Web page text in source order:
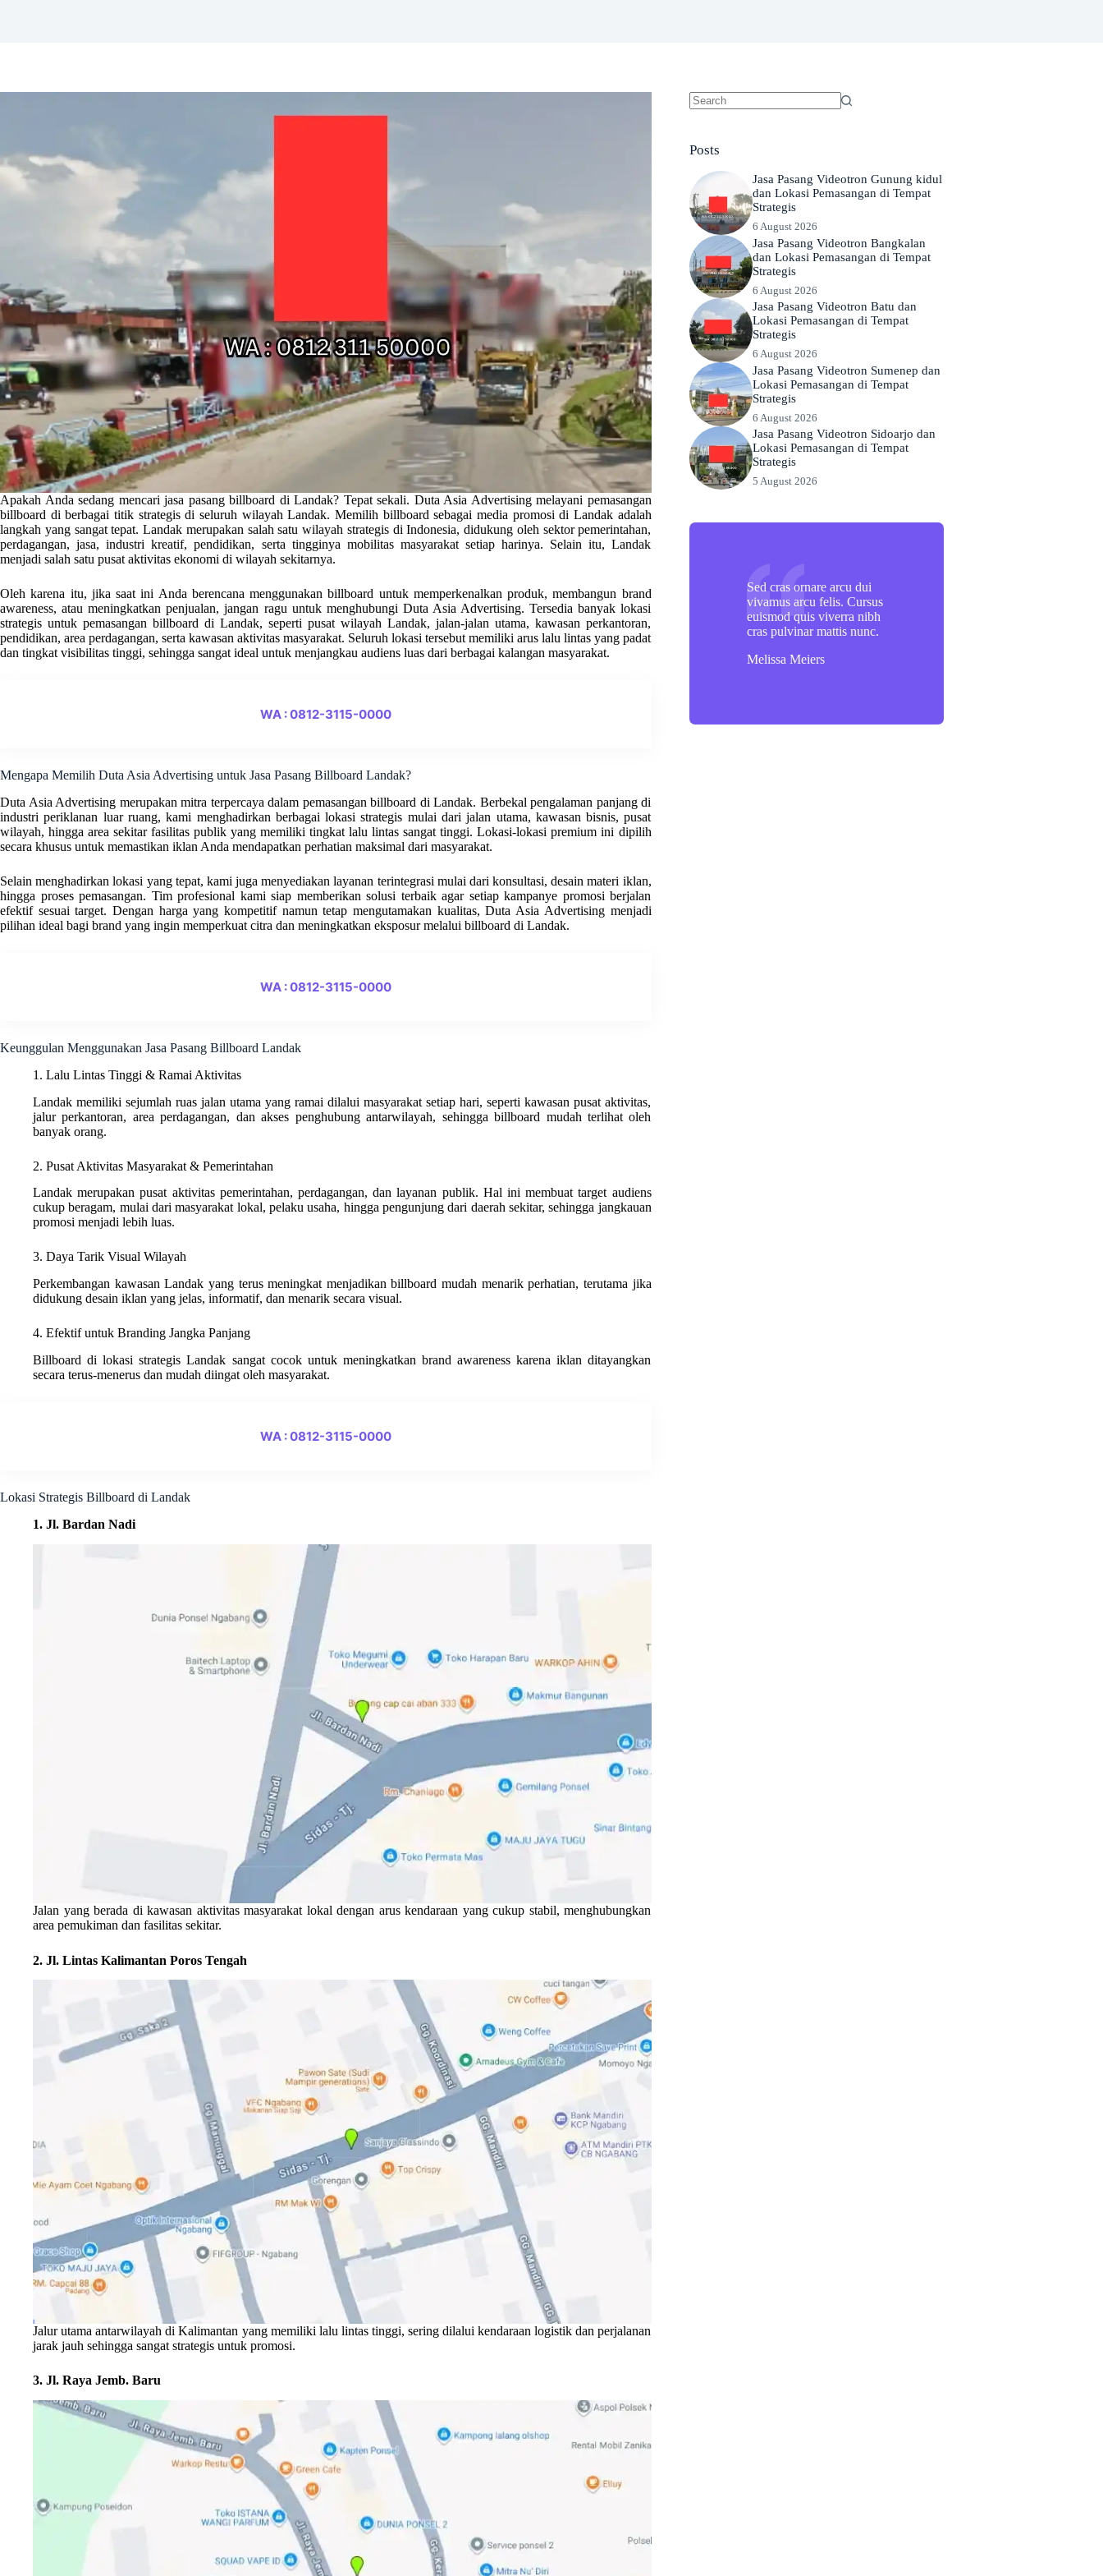
Apakah Anda sedang mencari jasa pasang billboard di Landak? Tepat sekali. Duta Asia Advertising melayani pemasangan
billboard di berbagai titik strategis di seluruh wilayah Landak. Memilih billboard sebagai media promosi di Landak adalah
langkah yang sangat tepat. Landak merupakan salah satu wilayah strategis di Indonesia, didukung oleh sektor pemerintahan,
perdagangan, jasa, industri kreatif, pendidikan, serta tingginya mobilitas masyarakat setiap harinya. Selain itu, Landak
menjadi salah satu pusat aktivitas ekonomi di wilayah sekitarnya.
Oleh karena itu, jika saat ini Anda berencana menggunakan billboard untuk memperkenalkan produk, membangun brand
awareness, atau meningkatkan penjualan, jangan ragu untuk menghubungi Duta Asia Advertising. Tersedia banyak lokasi
strategis untuk pemasangan billboard di Landak, seperti pusat wilayah Landak, jalan-jalan utama, kawasan perkantoran,
pendidikan, area perdagangan, serta kawasan aktivitas masyarakat. Seluruh lokasi tersebut memiliki arus lalu lintas yang padat
dan tingkat visibilitas tinggi, sehingga sangat ideal untuk menjangkau audiens luas dari berbagai kalangan masyarakat.
WA : 0812-3115-0000
Mengapa Memilih Duta Asia Advertising untuk Jasa Pasang Billboard Landak?
Duta Asia Advertising merupakan mitra terpercaya dalam pemasangan billboard di Landak. Berbekal pengalaman panjang di
industri periklanan luar ruang, kami menghadirkan berbagai lokasi strategis mulai dari jalan utama, kawasan bisnis, pusat
wilayah, hingga area sekitar fasilitas publik yang memiliki tingkat lalu lintas sangat tinggi. Lokasi-lokasi premium ini dipilih
secara khusus untuk memastikan iklan Anda mendapatkan perhatian maksimal dari masyarakat.
Selain menghadirkan lokasi yang tepat, kami juga menyediakan layanan terintegrasi mulai dari konsultasi, desain materi iklan,
hingga proses pemasangan. Tim profesional kami siap memberikan solusi terbaik agar setiap kampanye promosi berjalan
efektif sesuai target. Dengan harga yang kompetitif namun tetap mengutamakan kualitas, Duta Asia Advertising menjadi
pilihan ideal bagi brand yang ingin memperkuat citra dan meningkatkan eksposur melalui billboard di Landak.
WA : 0812-3115-0000
Keunggulan Menggunakan Jasa Pasang Billboard Landak
1. Lalu Lintas Tinggi & Ramai Aktivitas
Landak memiliki sejumlah ruas jalan utama yang ramai dilalui masyarakat setiap hari, seperti kawasan pusat aktivitas,
jalur perkantoran, area perdagangan, dan akses penghubung antarwilayah, sehingga billboard mudah terlihat oleh
banyak orang.
2. Pusat Aktivitas Masyarakat & Pemerintahan
Landak merupakan pusat aktivitas pemerintahan, perdagangan, dan layanan publik. Hal ini membuat target audiens
cukup beragam, mulai dari masyarakat lokal, pelaku usaha, hingga pengunjung dari daerah sekitar, sehingga jangkauan
promosi menjadi lebih luas.
3. Daya Tarik Visual Wilayah
Perkembangan kawasan Landak yang terus meningkat menjadikan billboard mudah menarik perhatian, terutama jika
didukung desain iklan yang jelas, informatif, dan menarik secara visual.
4. Efektif untuk Branding Jangka Panjang
Billboard di lokasi strategis Landak sangat cocok untuk meningkatkan brand awareness karena iklan ditayangkan
secara terus-menerus dan mudah diingat oleh masyarakat.
WA : 0812-3115-0000
Lokasi Strategis Billboard di Landak
1. Jl. Bardan Nadi
Jalan yang berada di kawasan aktivitas masyarakat lokal dengan arus kendaraan yang cukup stabil, menghubungkan
area pemukiman dan fasilitas sekitar.
2. Jl. Lintas Kalimantan Poros Tengah
Jalur utama antarwilayah di Kalimantan yang memiliki lalu lintas tinggi, sering dilalui kendaraan logistik dan perjalanan
jarak jauh sehingga sangat strategis untuk promosi.
3. Jl. Raya Jemb. Baru
Posts
Jasa Pasang Videotron Gunung kidul
dan Lokasi Pemasangan di Tempat
Strategis
6 August 2026
Jasa Pasang Videotron Bangkalan
dan Lokasi Pemasangan di Tempat
Strategis
6 August 2026
Jasa Pasang Videotron Batu dan
Lokasi Pemasangan di Tempat
Strategis
6 August 2026
Jasa Pasang Videotron Sumenep dan
Lokasi Pemasangan di Tempat
Strategis
6 August 2026
Jasa Pasang Videotron Sidoarjo dan
Lokasi Pemasangan di Tempat
Strategis
5 August 2026
Sed cras ornare arcu dui
vivamus arcu felis. Cursus
euismod quis viverra nibh
cras pulvinar mattis nunc.
Melissa Meiers